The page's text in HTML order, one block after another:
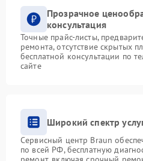
Прозрачное
консультация
Точные прайс-листы,
ремонта, отсутствие скрытых
бесплатной консультации по
сайте
Широкий спектр
Сервисный центр Braun
по всей РФ, бесплатную